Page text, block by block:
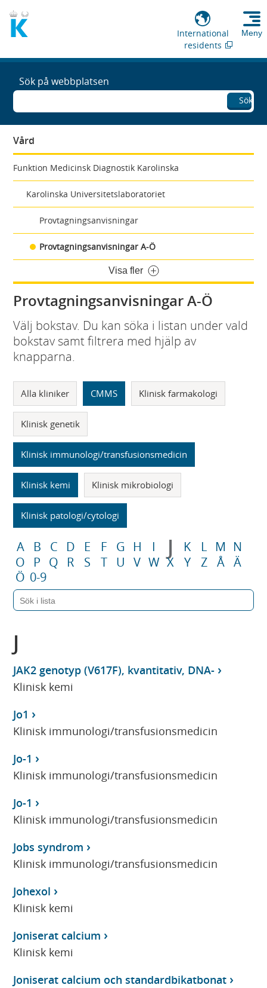
International
residents
Meny
Sök på webbplatsen
Sök
Vård
Funktion Medicinsk Diagnostik Karolinska
Karolinska Universitetslaboratoriet
Provtagningsanvisningar
Provtagningsanvisningar A-Ö
Visa fler
Provtagningsanvisningar A-Ö
Välj bokstav. Du kan söka i listan under vald
bokstav samt filtrera med hjälp av
knapparna.
Alla kliniker CMMS Klinisk farmakologi
Klinisk genetik
Klinisk immunologi/transfusionsmedicin
Klinisk kemi Klinisk mikrobiologi
Klinisk patologi/cytologi
A B C D E F G H I J K L M N
O
P Q R S T U V W X Y Z Å Ä
Ö 0-9
J
JAK2 genotyp (V617F), kvantitativ, DNA-
Klinisk kemi
Jo1
Klinisk immunologi/transfusionsmedicin
Jo-1
Klinisk immunologi/transfusionsmedicin
Jo-1
Klinisk immunologi/transfusionsmedicin
Jobs syndrom
Klinisk immunologi/transfusionsmedicin
Johexol
Klinisk kemi
Joniserat calcium
Klinisk kemi
Joniserat calcium och standardbikatbonat